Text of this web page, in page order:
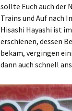
sollte Euch auch der
Trains und Auf nach
Hisashi Hayashi ist
erschienen, dessen
bekam, vergingen
dann auch schnell